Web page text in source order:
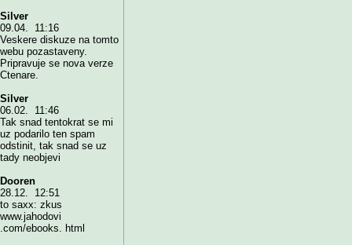
Silver
09.04. 11:16
Veskere diskuze na tomto
webu pozastaveny.
Pripravuje se nova verze
Ctenare.
Silver
06.02. 11:46
Tak snad tentokrat se mi
uz podarilo ten spam
odstinit, tak snad se uz
tady neobjevi
Dooren
28.12. 12:51
to saxx: zkus
www.jahodovi
.com/ebooks. html